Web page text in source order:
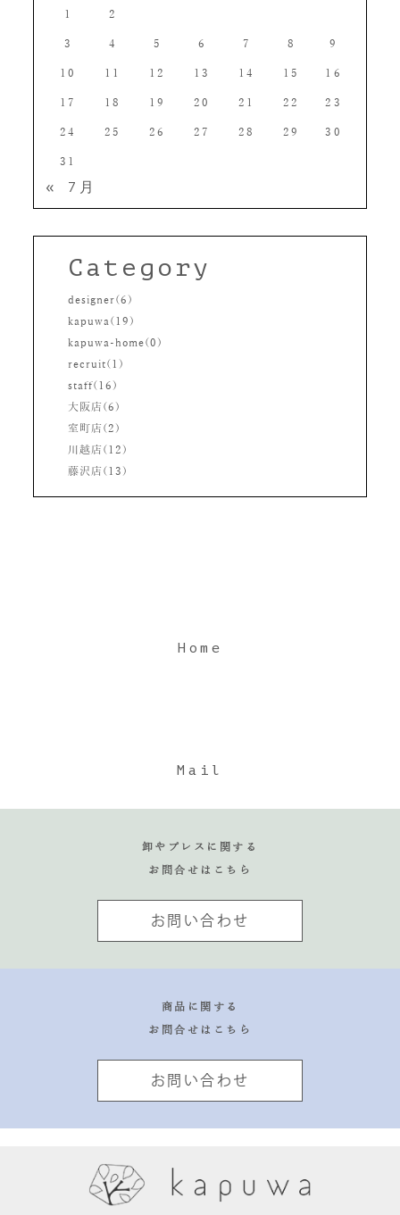
1 2
3 4 5 6 7 8 9
10 11 12 13 14 15 16
17 18 19 20 21 22 23
24 25 26 27 28 29 30
31
« 7月
Category
designer(6)
kapuwa(19)
kapuwa-home(0)
recruit(1)
staff(16)
大阪店(6)
室町店(2)
川越店(12)
藤沢店(13)
Home
Mail
卸やプレスに関する
お問合せはこちら
お問い合わせ
商品に関する
お問合せはこちら
お問い合わせ